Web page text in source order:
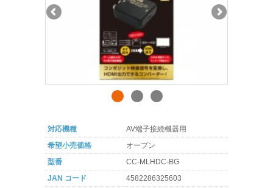
対応機種
AV端子接続機器用
希望小売価格
オープン
型番
CC-MLHDC-BG
JAN コード
4582286325603